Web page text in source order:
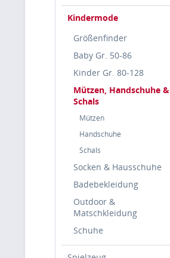
Kindermode
Größenfinder
Baby Gr. 50-86
Kinder Gr. 80-128
Mützen, Handschuhe &
Schals
Mützen
Handschuhe
Schals
Socken & Hausschuhe
Badebekleidung
Outdoor &
Matschkleidung
Schuhe